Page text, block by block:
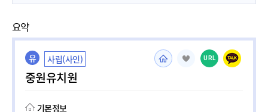
요약
유 사립(사인)
중원유치원
URL
기본정보